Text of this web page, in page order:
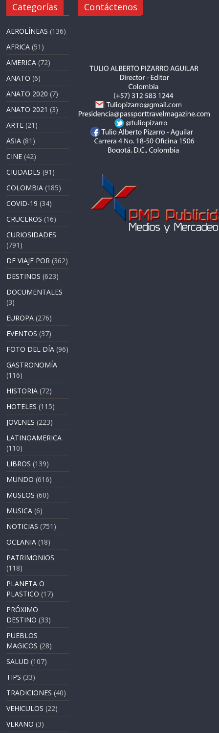
Categorías
AEROLÍNEAS (136)
AFRICA (51)
AMERICA (72)
ANATO (6)
ANATO 2020 (7)
ANATO 2021 (3)
ARTE (21)
ASIA (81)
CINE (42)
CIUDADES (91)
COLOMBIA (185)
COVID-19 (34)
CRUCEROS (16)
CURIOSIDADES
(791)
DE VIAJE POR (362)
DESTINOS (623)
DOCUMENTALES
(3)
EUROPA (276)
EVENTOS (37)
FOTO DEL DÍA (96)
GASTRONOMÍA
(116)
HISTORIA (72)
HOTELES (115)
JOVENES (223)
LATINOAMERICA
(110)
LIBROS (139)
MUNDO (616)
MUSEOS (60)
MUSICA (6)
NOTICIAS (751)
OCEANIA (18)
PATRIMONIOS
(118)
PLANETA O
PLASTICO (17)
PRÓXIMO
DESTINO (33)
PUEBLOS
MAGICOS (28)
SALUD (107)
TIPS (33)
TRADICIONES (40)
VEHICULOS (22)
VERANO (3)
Contáctenos